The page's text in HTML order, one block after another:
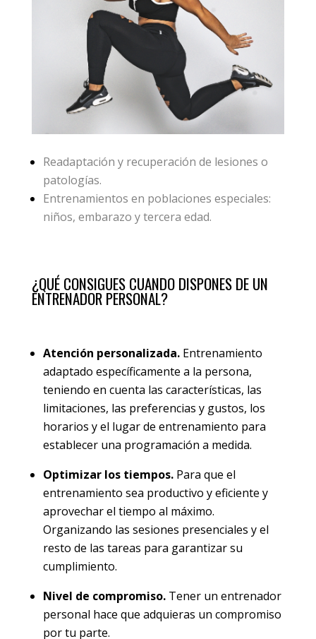
Readaptación y recuperación de lesiones o
patologías.
Entrenamientos en poblaciones especiales:
niños, embarazo y tercera edad.
¿QUÉ CONSIGUES CUANDO DISPONES DE UN
ENTRENADOR PERSONAL?
Atención personalizada. Entrenamiento
adaptado específicamente a la persona,
teniendo en cuenta las características, las
limitaciones, las preferencias y gustos, los
horarios y el lugar de entrenamiento para
establecer una programación a medida.
Optimizar los tiempos. Para que el
entrenamiento sea productivo y eficiente y
aprovechar el tiempo al máximo.
Organizando las sesiones presenciales y el
resto de las tareas para garantizar su
cumplimiento.
Nivel de compromiso. Tener un entrenador
personal hace que adquieras un compromiso
por tu parte.